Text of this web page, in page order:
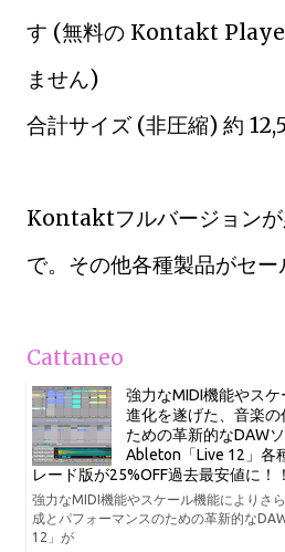
す (無料の Kontakt
ません)
合計サイズ (非圧縮) 約
Kontaktフルバージョンが
で。その他各種製品がセー
Cattaneo
強力なMIDI機能やス
進化を遂げた、音楽
ための革新的なDAW
Ableton「Live 12」各
レード版が25%OFF過去最安値に！！
強力なMIDI機能やスケール機能によりさ
成とパフォーマンスのための革新的な
12」が